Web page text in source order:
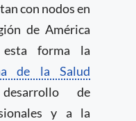
con nodos en
de América
forma la
de la Salud
de
y a la